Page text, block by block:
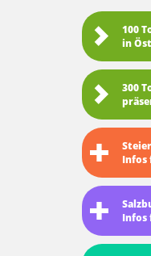
100
in
300